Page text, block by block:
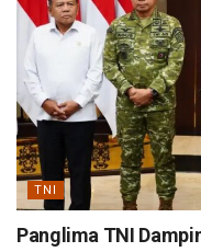
TNI
Panglima TNI